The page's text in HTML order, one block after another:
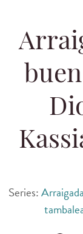
Series: